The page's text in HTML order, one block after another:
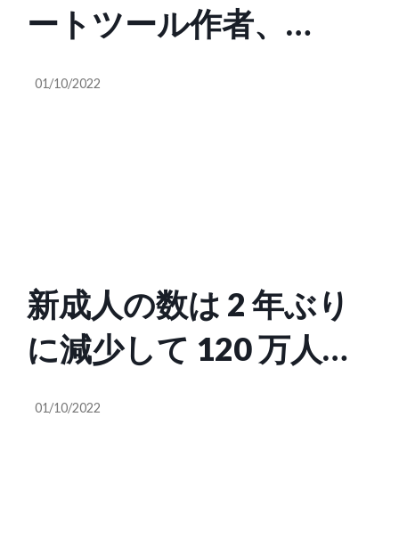
ートツール作者、
DMCA 削除要請でクラ
01/10/2022
新成人の数は 2 年ぶり
に減少して 120 万人、
過去最低を更新
01/10/2022